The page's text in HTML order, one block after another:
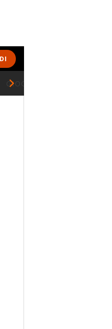
GIOCATORI SERIE A